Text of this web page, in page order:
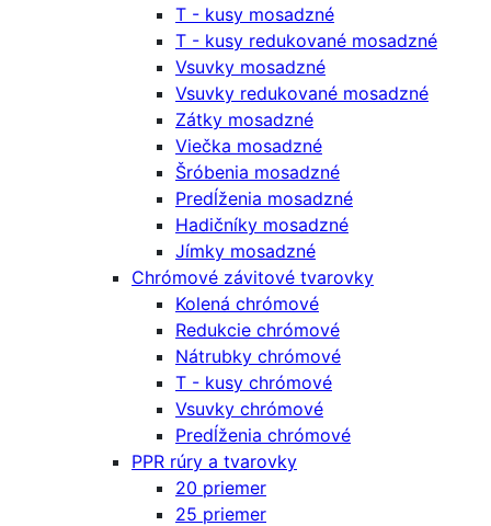
T - kusy mosadzné
T - kusy redukované mosadzné
Vsuvky mosadzné
Vsuvky redukované mosadzné
Zátky mosadzné
Viečka mosadzné
Šróbenia mosadzné
Predĺženia mosadzné
Hadičníky mosadzné
Jímky mosadzné
Chrómové závitové tvarovky
Kolená chrómové
Redukcie chrómové
Nátrubky chrómové
T - kusy chrómové
Vsuvky chrómové
Predĺženia chrómové
PPR rúry a tvarovky
20 priemer
25 priemer